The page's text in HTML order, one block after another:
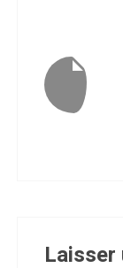
Laisser